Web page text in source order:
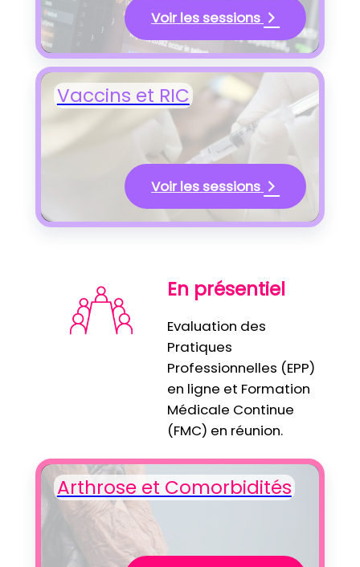
Voir les sessions
Vaccins et RIC
Voir les sessions
En présentiel
Evaluation des
Pratiques
Professionnelles (EPP)
en ligne et Formation
Médicale Continue
(FMC) en réunion.
Arthrose et Comorbidités